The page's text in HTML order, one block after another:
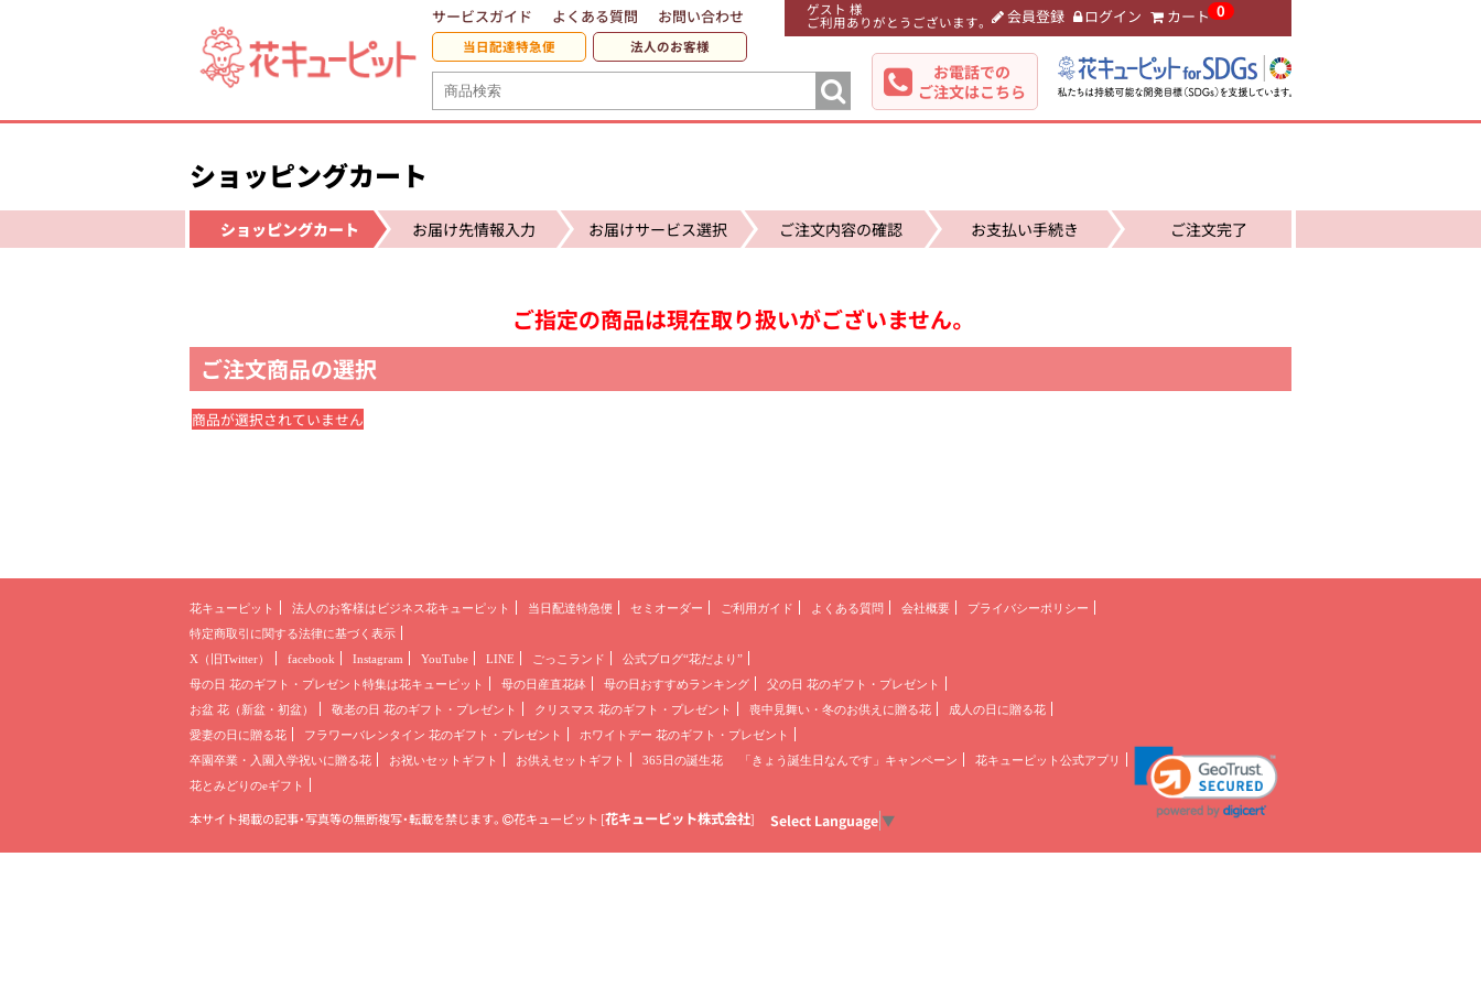
ゲスト 様
ご利用ありがとうございます。 会員登録 ログイン カート 0
サービスガイド よくある質問 お問い合わせ
当日配達特急便 法人のお客様
お電話での
ご注文はこちら
ショッピングカート
ショッピングカート お届け先情報入力 お届けサービス選択 ご注文内容の確認 お支払い手続き ご注文完了
ご指定の商品は現在取り扱いがございません。
ご注文商品の選択
商品が選択されていません
花キューピット 法人のお客様は ビジネス花キューピット 当日配達特急便 セミオーダー ご利用ガイド よくある質問 会社概要
プライバシーポリシー
特定商取引に関する法律に基づく表示
X（旧Twitter）
facebook Instagram YouTube LINE ごっこランド
公式ブログ“花だより”
母の日 花のギフト・プレゼント 特集は花キューピット 母の日産直花鉢 母の日おすすめランキング
父の日 花のギフト・プレゼント
お盆 花（新盆・初盆）
敬老の日 花のギフト・プレゼント クリスマス 花のギフト・プレゼント 喪中見舞い・冬のお供えに贈る花
成人の日に贈る花
愛妻の日に贈る花
フラワーバレンタイン 花のギフト・プレゼント
ホワイトデー 花のギフト・プレゼント
卒園卒業・入園入学祝いに贈る花
お祝いセットギフト お供えセットギフト 365日の誕生花 「きょう誕生日なんです」キャンペーン
花キューピット公式アプリ
花とみどりのeギフト
本サイト掲載の記事・写真等の無断複写・転載を禁じます。 花キューピット [花キューピット株式会社] Select Language▼